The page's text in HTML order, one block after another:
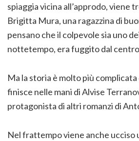
spiaggia vicina all’approdo, viene
Brigitta Mura, una ragazzina di
pensano che il colpevole sia uno
nottetempo, era fuggito dal
Ma la storia è molto più complicata
finisce nelle mani di Alvise
protagonista di altri romanzi di
Nel frattempo viene anche ucciso